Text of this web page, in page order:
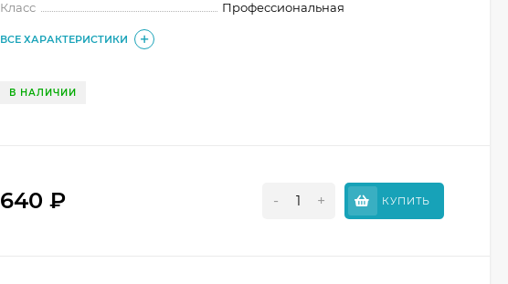
Класс
Профессиональная
ВСЕ ХАРАКТЕРИСТИКИ
В НАЛИЧИИ
640₽ - + КУПИТЬ